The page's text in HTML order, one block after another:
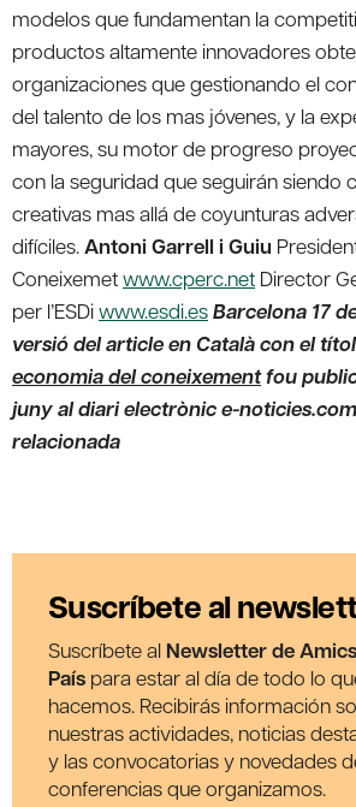
modelos que fundamentan la
productos altamente innovadores
organizaciones que gestionando el
del talento de los mas jóvenes, y la
mayores, su motor de progreso
con la seguridad que seguirán siendo
creativas mas allá de coyunturas
difíciles.Antoni Garrell i Guiu
Coneixemetwww.cperc.net Director
per l’ESDiwww.esdi.esBarcelona 17
versió del article en Català con el títol
economia del coneixementfou
juny al diari electrònic e-
relacionada
Suscríbete al
Suscríbete al Newsletter de
País para estar al día de todo lo
hacemos. Recibirás información
nuestras actividades, noticias
y las convocatorias y novedades
conferencias que organizamos.